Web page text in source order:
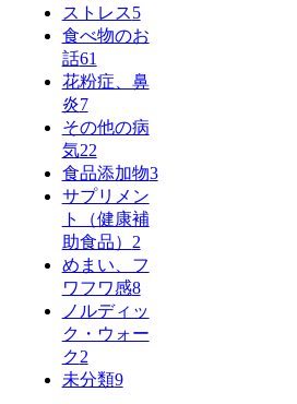
ストレス5
食べ物のお
話61
花粉症、鼻
炎7
その他の病
気22
食品添加物3
サプリメン
ト（健康補
助食品） 2
めまい、フ
ワフワ感8
ノルディッ
ク・ウォー
ク2
未分類9